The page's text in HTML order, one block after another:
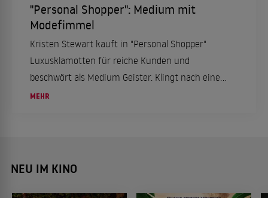
"Personal Shopper": Medium mit
Modefimmel
Kristen Stewart kauft in "Personal Shopper"
Luxusklamotten für reiche Kunden und
beschwört als Medium Geister. Klingt nach einer
merkwürdigen Mischung – ist es auch.
MEHR
NEU IM KINO